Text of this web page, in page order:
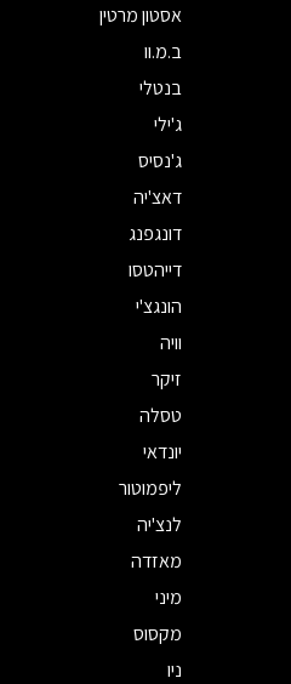
אסטון מרטין
ב.מ.וו
בנטלי
ג'ילי
ג'נסיס
דאצ'יה
דונגפנג
דייהטסו
הונגצ'י
וויה
זיקר
טסלה
יונדאי
ליפמוטור
לנצ'יה
מאזדה
מיני
מקסוס
ניו